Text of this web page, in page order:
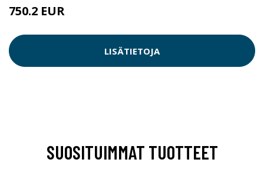
750.2 EUR
LISÄTIETOJA
SUOSITUIMMAT TUOTTEET